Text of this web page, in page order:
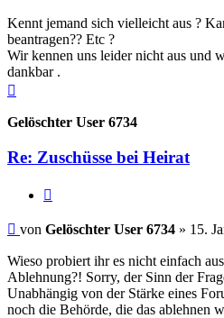
Kennt jemand sich vielleicht aus ?
beantragen?? Etc ?
Wir kennen uns leider nicht aus und
dankbar .
Gelöschter User 6734
Re: Zuschüsse bei Heirat
Beitrag
von Gelöschter User 6734 » 15.
Wieso probiert ihr es nicht einfach
Ablehnung?! Sorry, der Sinn der
Unabhängig von der Stärke eines
noch die Behörde, die das ablehnen